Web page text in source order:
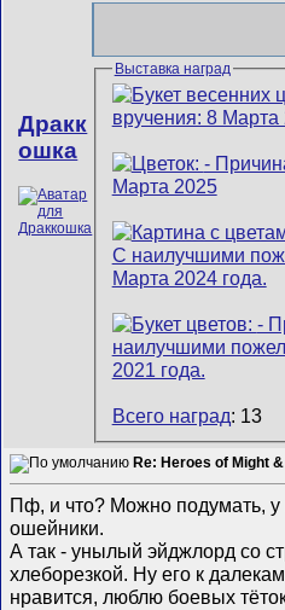
Дракк
ошка
Выставка наград
Всего наград: 13
Re: Heroes of Might
Пф, и что? Можно подумать,
ошейники.
А так - унылый эйджлорд со
хлеборезкой. Ну его к
нравится, люблю боевых